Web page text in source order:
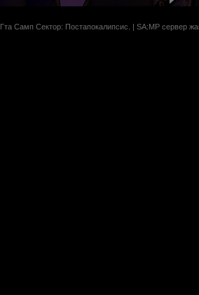
Гта Самп Сектор: Постапокалипсиc. | SA:MP сервер